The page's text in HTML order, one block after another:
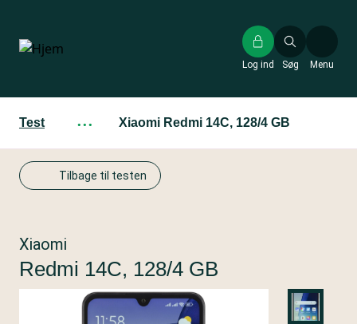
hovedindhold
Søg
Log ind Menu
Test ··· Xiaomi Redmi 14C, 128/4 GB
Tilbage til testen
Xiaomi
Redmi 14C, 128/4 GB